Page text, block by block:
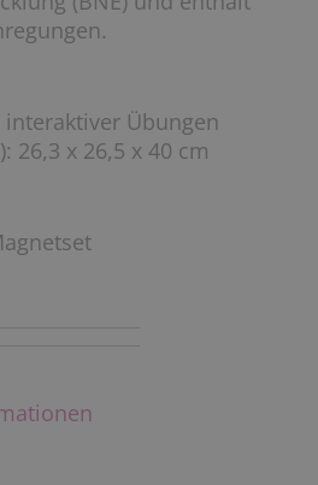
Übungen
26,3 x 26,5 x 40 cm